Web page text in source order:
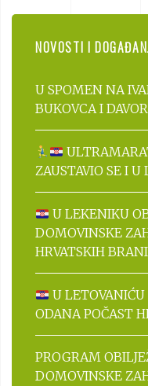
NOVOSTI I
U SPOMEN NA
BUKOVCA I
ZAUSTAVIO SE I U
U LEKENIKU
DOMOVINSKE
HRVATSKIH
U
ODANA POČAST
PROGRAM
DOMOVINSKE